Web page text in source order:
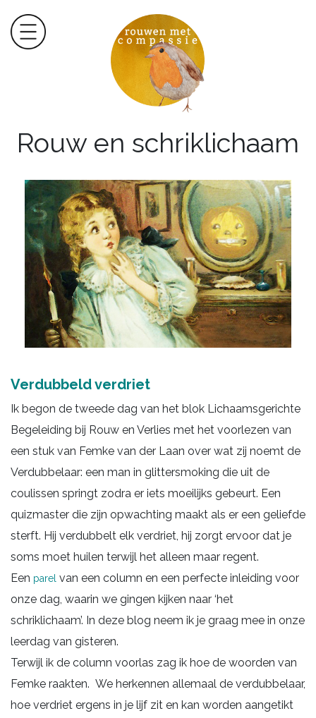
Rouw en schriklichaam
Verdubbeld verdriet
Ik begon de tweede dag van het blok Lichaamsgerichte
Begeleiding bij Rouw en Verlies met het voorlezen van
een stuk van Femke van der Laan over wat zij noemt de
Verdubbelaar: een man in glittersmoking die uit de
coulissen springt zodra er iets moeilijks gebeurt. Een
quizmaster die zijn opwachting maakt als er een geliefde
sterft. Hij verdubbelt elk verdriet, hij zorgt ervoor dat je
soms moet huilen terwijl het alleen maar regent.
Een parel van een column en een perfecte inleiding voor
onze dag, waarin we gingen kijken naar ‘het
schriklichaam’. In deze blog neem ik je graag mee in onze
leerdag van gisteren.
Terwijl ik de column voorlas zag ik hoe de woorden van
Femke raakten. We herkennen allemaal de verdubbelaar,
hoe verdriet ergens in je lijf zit en kan worden aangetikt